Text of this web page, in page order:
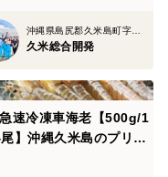
久米総合開発
速冷凍車海老【500g/1
】沖縄久米島のプリっ